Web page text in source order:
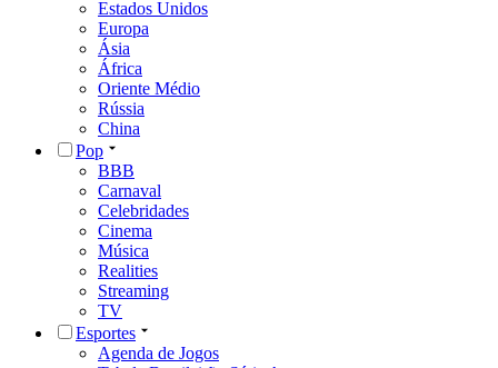
Estados Unidos
Europa
Ásia
África
Oriente Médio
Rússia
China
Pop
BBB
Carnaval
Celebridades
Cinema
Música
Realities
Streaming
TV
Esportes
Agenda de Jogos